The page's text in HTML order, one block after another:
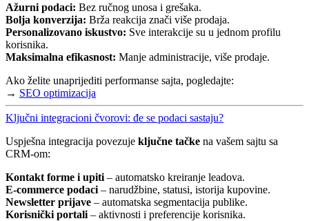
Ažurni podaci: Bez ručnog unosa i grešaka.
Bolja konverzija: Brža reakcija znači više prodaja.
Personalizovano iskustvo: Sve interakcije su u jednom profilu
korisnika.
Maksimalna efikasnost: Manje administracije, više prodaje.
Ako želite unaprijediti performanse sajta, pogledajte:
→ SEO optimizacija
Ključni integracioni čvorovi: đe se podaci sastaju?
Uspješna integracija povezuje ključne tačke na vašem sajtu sa
CRM-om:
Kontakt forme i upiti – automatsko kreiranje leadova.
E-commerce podaci – narudžbine, statusi, istorija kupovine.
Newsletter prijave – automatska segmentacija publike.
Korisnički portali – aktivnosti i preferencije korisnika.